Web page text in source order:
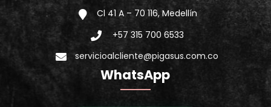
Cl 41 A – 70 116, Medellín
+57 315 700 6533
servicioalcliente@pigasus.com.co
WhatsApp